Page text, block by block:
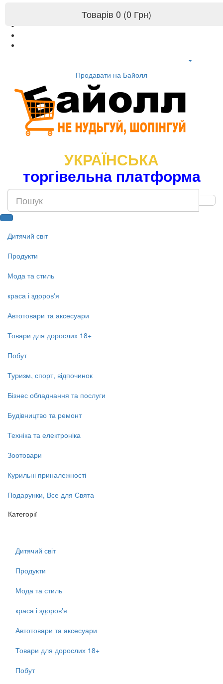
Продавати на Байолл
УКРАЇНСЬКА
торгівельна платформа
Товарів 0 (0 Грн)
Дитячий світ
Продукти
Мода та стиль
краса і здоров'я
Автотовари та аксесуари
Товари для дорослих 18+
Побут
Туризм, спорт, відпочинок
Бізнес обладнання та послуги
Будівництво та ремонт
Техніка та електроніка
Зоотовари
Курильні приналежності
Подарунки, Все для Свята
Категорії
Дитячий світ
Продукти
Мода та стиль
краса і здоров'я
Автотовари та аксесуари
Товари для дорослих 18+
Побут